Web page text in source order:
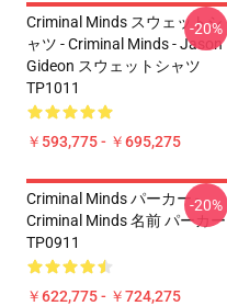
Criminal Minds スウェットシ
ャツ - Criminal Minds - Jason
Gideon スウェットシャツ
TP1011
￥593,775 - ￥695,275
-20%
Criminal Minds パーカー -
Criminal Minds 名前 パーカー
TP0911
￥622,775 - ￥724,275
-20%